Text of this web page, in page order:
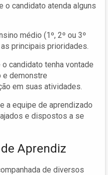
o candidato atenda alguns
médio (1º, 2º ou 3º
principais prioridades.
candidato tenha vontade
e demonstre
em suas atividades.
a equipe de aprendizado
e dispostos a se
Aprendiz
de diversos